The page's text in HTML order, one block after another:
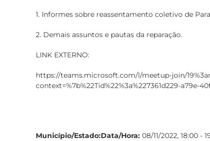
1. Informes sobre reassentamento coletivo de
2. Demais assuntos e pautas da reparação.
LINK EXTERNO:
https://teams.microsoft.com/l/meetup-join/
context=%7b%22Tid%22%3a%227361d229-a79e-
Município/Estado:Data/Hora: 08/11/2022, 18:00 -